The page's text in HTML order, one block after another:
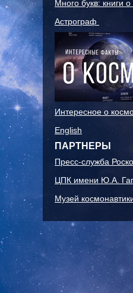
Много букв: книги
Астрограф
Интересное о
English
ПАРТНЕРЫ
Пресс-служба
ЦПК имени Ю.А.
Музей